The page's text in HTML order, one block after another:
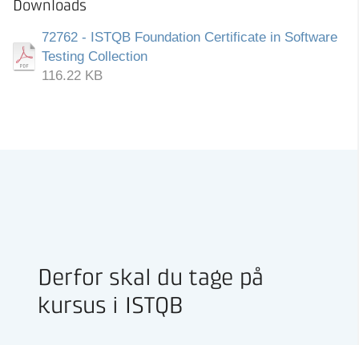
Downloads
72762 - ISTQB Foundation Certificate in Software
Testing Collection
116.22 KB
Derfor skal du tage på
kursus i ISTQB